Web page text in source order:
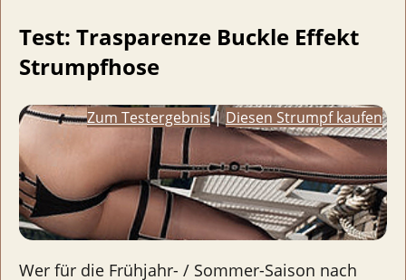
Test: Trasparenze Buckle Effekt
Strumpfhose
Zum Testergebnis|Diesen Strumpf kaufen
Wer für die Frühjahr- / Sommer-Saison nach